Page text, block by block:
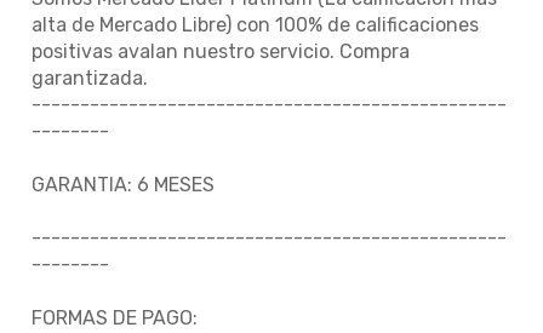
alta de Mercado Libre) con 100% de calificaciones
positivas avalan nuestro servicio. Compra
garantizada.
-------------------------------------------------
--------
GARANTIA: 6 MESES
-------------------------------------------------
--------
FORMAS DE PAGO: